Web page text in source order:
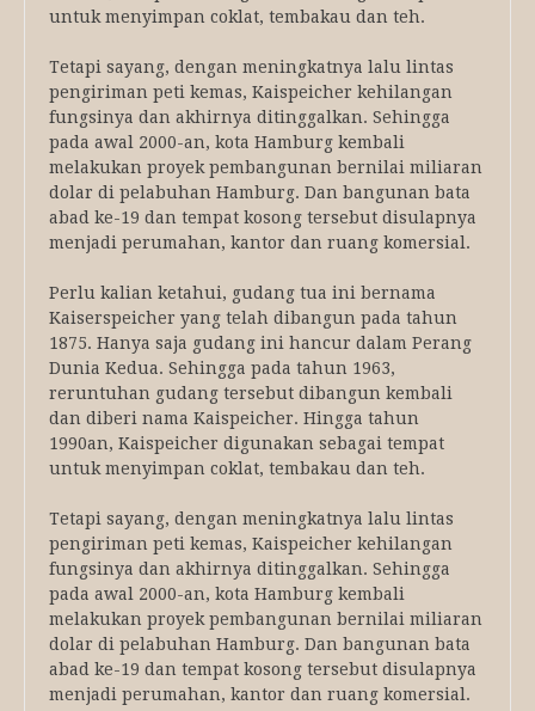
untuk menyimpan coklat, tembakau dan teh.
Tetapi sayang, dengan meningkatnya lalu lintas
pengiriman peti kemas, Kaispeicher kehilangan
fungsinya dan akhirnya ditinggalkan. Sehingga
pada awal 2000-an, kota Hamburg kembali
melakukan proyek pembangunan bernilai miliaran
dolar di pelabuhan Hamburg. Dan bangunan bata
abad ke-19 dan tempat kosong tersebut disulapnya
menjadi perumahan, kantor dan ruang komersial.
Perlu kalian ketahui, gudang tua ini bernama
Kaiserspeicher yang telah dibangun pada tahun
1875. Hanya saja gudang ini hancur dalam Perang
Dunia Kedua. Sehingga pada tahun 1963,
reruntuhan gudang tersebut dibangun kembali
dan diberi nama Kaispeicher. Hingga tahun
1990an, Kaispeicher digunakan sebagai tempat
untuk menyimpan coklat, tembakau dan teh.
Tetapi sayang, dengan meningkatnya lalu lintas
pengiriman peti kemas, Kaispeicher kehilangan
fungsinya dan akhirnya ditinggalkan. Sehingga
pada awal 2000-an, kota Hamburg kembali
melakukan proyek pembangunan bernilai miliaran
dolar di pelabuhan Hamburg. Dan bangunan bata
abad ke-19 dan tempat kosong tersebut disulapnya
menjadi perumahan, kantor dan ruang komersial.